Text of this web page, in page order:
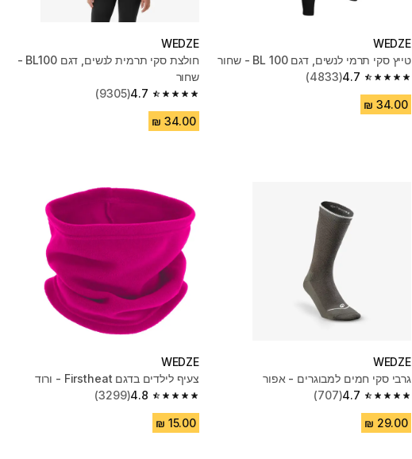
WEDZE
טייץ סקי תרמי לנשים, דגם BL 100 - שחור
4.7
4.7 out of 5 stars from 4833 reviews
(4833)
WEDZE
חולצת סקי תרמית לנשים, דגם BL100 -
שחור
4.7
4.7 out of 5 stars from 9305 reviews
(9305)
WEDZE
גרבי סקי חמים למבוגרים - אפור
4.7
4.7 out of 5 stars from 707 reviews
(707)
WEDZE
צעיף לילדים בדגם Firstheat - ורוד
4.8
4.8 out of 5 stars from 3299 reviews
(3299)